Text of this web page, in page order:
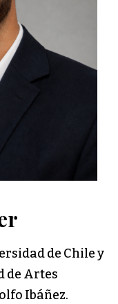
de Chile y
de Artes
Ibáñez.